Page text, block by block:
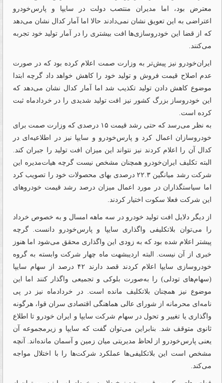
معترض بود، اما مدیران منتصب دولت در سایپا و پارس‌خودرو
اعتراضی به این تعویق نشان نمی‌دادند حالا اما آمار کدال نشان می‌دهد
که از قضا این خودروسازی‌ها افت بیشتری را در آمار تولید خود تجربه
می‌کنند.
ایران‌خودرو نیز پیش‌تر به وزارت صمت اعلام کرده بود که در صورت
عدم اصلاح قیمت فروش و تولید خود را کاهش خواهد داد گرچه ابتدا
موضوع کاهش دادن تولید تکذیب شد اما آمار کدال نشان می‌دهد که
این خودروساز بزرگ کشور نیز افت تولید شدیدی را در خردادماه ثبت
کرده است.
به نظر می‌رسد که حتی رشد قیمت ۱۵ درصدی که وزارت صمت برای
خودروسازان اعمال کرد و پارس‌خودرو و سایپا نیز در اطلاعیه‌ای در
کدال آن را اعلام کردند نیز نتواند این میزان افت تولید را جبران کند.
البته تکلیف ایران‌خودرو همچنان مشخص نیست گرچه هیات‌مدیره این
شرکت رشد میانگین ۲۲.۳ درصدی بهای محصولات خود را تصویب کرد
اما سیاستگذاران در مورد اعمال میزان درصد رشد قیمت خودروهای
این شرکت فعلا سکوت اختیار کردند.
از دیگر دلایل افت تولید خودرو در سه ماهه امسال و به خصوص خرداد
را می‌توان بلاتکلیفی واگذاری سایپا و پارس‌خودرو دانست. گرچه
پیشتر اعلام شده بود که به زودی این واگذاری محقق می‌شود اما هنوز
خبری از آن نیست. البته اردیبشهت ماه چهار شرکت وابسته به گروه
خودروسازی سایپا اعلام کردند قصد دارند ۴۲ درصد از سهام سایپا
(سهام‌های تودلی) را به‌صورت بلوکی و تجمیعی واگذار کنند اما این
موضوع نیز همچنان بلاتکلیف مانده است. در خردادماه نیز در پی
نامه‌ای محرمانه از شورای عالی هماهنگی اقتصادی سران قوا، هرگونه
واگذاری یا تغییر و تحول در سهام شرکت سایپا و ایران خودرو تا اطلاع
ثانوی متوقف شد. بنابراین می‌توان گفت که سایپا و زیرمجموعه آن
یعنی پارس‌خودرو از لحاظ مدیریتی میان زمین و آسمان مانده‌اند. آنچه
مشخص است این بلاتکلیفی‌ها عملکرد شرکت‌ها را با اختلال مواجه
می‌کند.